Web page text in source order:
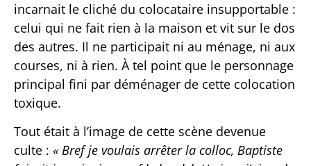
incarnait le cliché du colocataire insupportable :
celui qui ne fait rien à la maison et vit sur le dos
des autres. Il ne participait ni au ménage, ni aux
courses, ni à rien. À tel point que le personnage
principal fini par déménager de cette colocation
toxique.
Tout était à l’image de cette scène devenue
culte : « Bref je voulais arrêter la colloc, Baptiste